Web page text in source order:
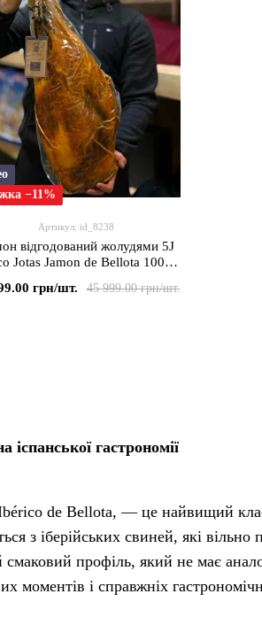
гастрономії
de Bellota, — це найвищий клас
з іберійських свиней, які
профіль, який не має
моментів і справжніх
−11%
Артикул: id_8238
відгодований жолудями 5J
Jotas Jamon de Bellota 100%
Іспанія45 999.00 грн/шт.
грн/шт.